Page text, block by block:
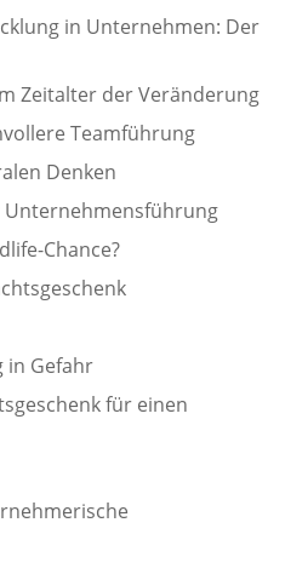
in Unternehmen: Der
Zeitalter der Veränderung
Teamführung
Denken
Chance?
in Gefahr
für einen